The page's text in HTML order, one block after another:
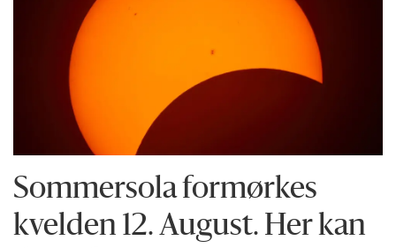
Sommersola formørkes
kvelden 12. August. Her kan